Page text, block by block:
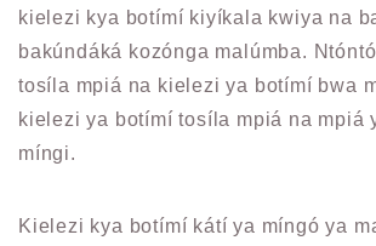
kielezi kya botímí kiyíkala kwiya na
bakúndáká kozónga malúmba.
tosíla mpiá na kielezi ya botímí bwa
kielezi ya botímí tosíla mpiá na mpiá
míngi.
Kielezi kya botímí kátí ya míngó ya